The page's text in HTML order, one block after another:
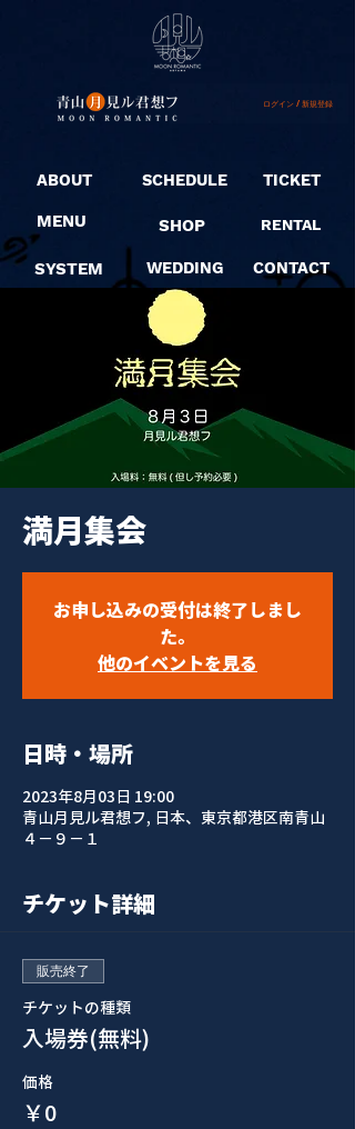
ログイン / 新規登録
ABOUT
MENU
SYSTEM
SCHEDULE
SHOP
WEDDING
TICKET
RENTAL
CONTACT
満月集会
お申し込みの受付は終了しまし
た。
他のイベントを見る
日時・場所
2023年8月03日 19:00
青山月見ル君想フ, 日本、東京都港区南青山
４−９−１
チケット詳細
販売終了
チケットの種類
入場券(無料)
価格
￥0